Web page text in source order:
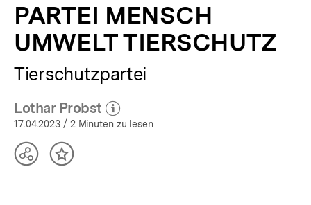
PARTEI MENSCH
UMWELT TIERSCHUTZ
Tierschutzpartei
Lothar Probst
(Mehr zum Autor)
öffnen
17.04.2023 / 2 Minuten zu lesen
TeilenInhalt